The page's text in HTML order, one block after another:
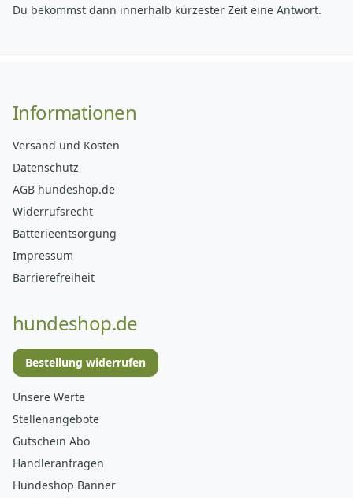
Du bekommst dann innerhalb kürzester Zeit eine Antwort.
Informationen
Versand und Kosten
Datenschutz
AGB hundeshop.de
Widerrufsrecht
Batterieentsorgung
Impressum
Barrierefreiheit
hundeshop.de
Bestellung widerrufen
Unsere Werte
Stellenangebote
Gutschein Abo
Händleranfragen
Hundeshop Banner